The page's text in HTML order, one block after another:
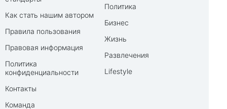
Как стать нашим автором
Правила пользования
Правовая информация
Политика
конфиденциальности
Контакты
Команда
Политика
Бизнес
Жизнь
Развлечения
Lifestyle